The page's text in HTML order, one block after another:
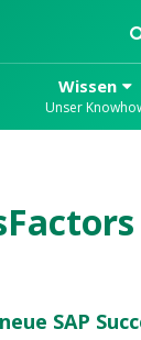
Wissen
Unser
SAP